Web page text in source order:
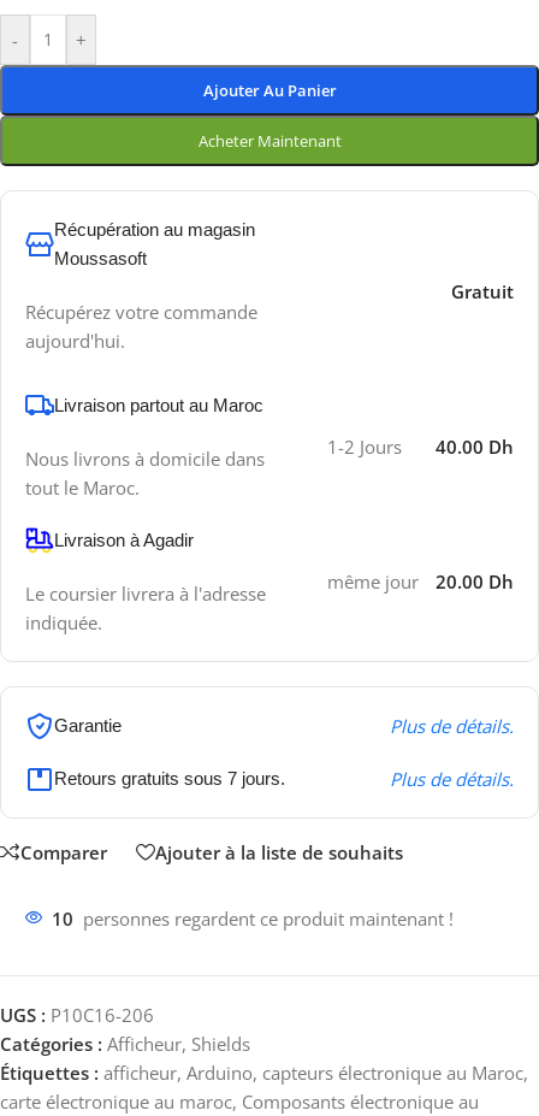
- +
Ajouter Au Panier
Acheter Maintenant
Récupération au magasin
Moussasoft
Récupérez votre commande
aujourd'hui.
Gratuit
Livraison partout au Maroc
Nous livrons à domicile dans
tout le Maroc.
1-2 Jours 40.00 Dh
Livraison à Agadir
Le coursier livrera à l'adresse
indiquée.
même jour 20.00 Dh
Garantie Plus de détails.
Retours gratuits sous 7 jours. Plus de détails.
Comparer Ajouter à la liste de souhaits
10 personnes regardent ce produit maintenant !
UGS : P10C16-206
Catégories : Afficheur, Shields
Étiquettes : afficheur, Arduino, capteurs électronique au Maroc,
carte électronique au maroc, Composants électronique au